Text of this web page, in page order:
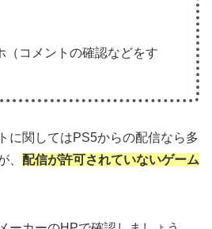
（コメントの確認などをす
に関してはPS5からの配信なら多
、 配信が許可されていないゲーム